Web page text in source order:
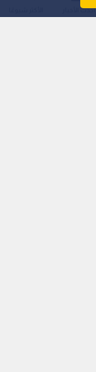
أحدث الأخبار